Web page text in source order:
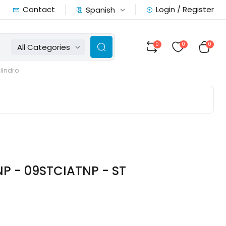
Contact Spanish Login / Register
All Categories 0 0 0
- 09STCIATNP - ST